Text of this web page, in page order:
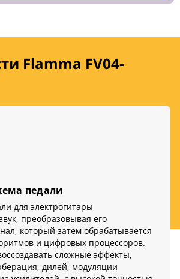
Flamma FV04-
педали
для электрогитары
преобразовывая его
который затем обрабатывается
и цифровых процессоров.
сложные эффекты,
дилей, модуляции